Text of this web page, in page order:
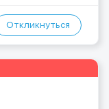
Откликнуться